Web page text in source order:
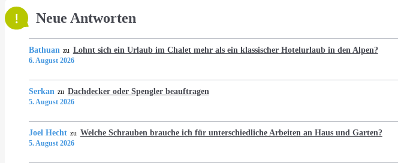
Neue Antworten
Bathuan zu Lohnt sich ein Urlaub im Chalet mehr als ein klassischer Hotelurlaub in den Alpen?
6. August 2026
Serkan zu Dachdecker oder Spengler beauftragen
5. August 2026
Joel Hecht zu Welche Schrauben brauche ich für unterschiedliche Arbeiten an Haus und Garten?
5. August 2026